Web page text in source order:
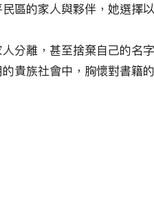
區的家人與夥伴，她選擇
人分離，甚至捨棄自己的
貴族社會中，胸懷對書籍